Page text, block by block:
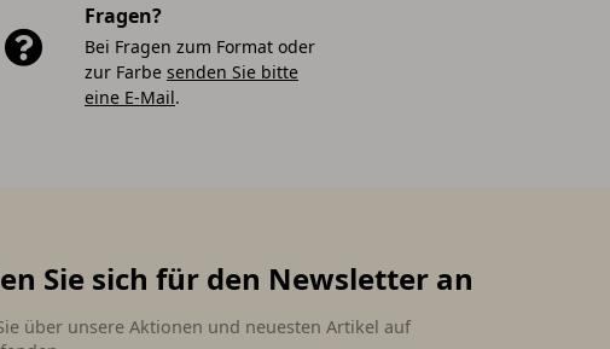
Fragen?
Bei Fragen zum Format oder
zur Farbe senden Sie bitte
eine E-Mail.
Sie sich für den Newsletter an
über unsere Aktionen und neuesten Artikel auf